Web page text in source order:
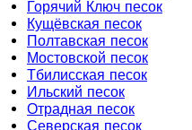
Горячий Ключ песок
Кущёвская песок
Полтавская песок
Мостовской песок
Тбилисская песок
Ильский песок
Отрадная песок
Северская песок